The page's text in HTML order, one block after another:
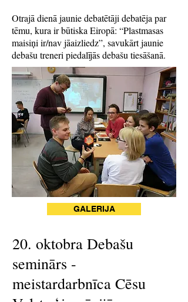
Otrajā dienā jaunie debatētāji debatēja par
tēmu, kura ir būtiska Eiropā: “Plastmasas
maisiņi ir/nav jāaizliedz”, savukārt jaunie
debašu treneri piedalījās debašu tiesāšanā.
GALERIJA
20. oktobra Debašu
seminārs -
meistardarbnīca Cēsu